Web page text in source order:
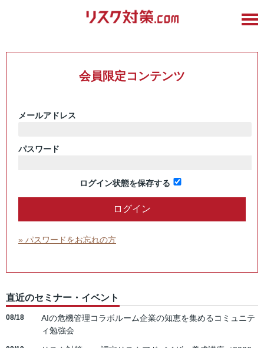
会員限定コンテンツ
メールアドレス
パスワード
ログイン状態を保存する
» パスワードをお忘れの方
直近のセミナー・イベント
08/18
AIの危機管理コラボルーム企業の知恵を集めるコミュニテ
ィ勉強会